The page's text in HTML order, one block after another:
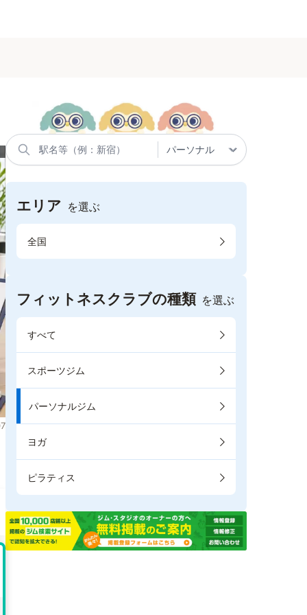
エリア を選ぶ
全国
フィットネスクラブの種類 を選ぶ
すべて
スポーツジム
パーソナルジム
ヨガ
ピラティス